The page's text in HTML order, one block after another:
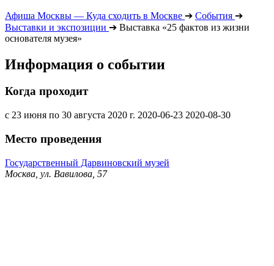
Афиша Москвы — Куда сходить в Москве ➔ События ➔
Выставки и экспозиции ➔ Выставка «25 фактов из жизни
основателя музея»
Информация о событии
Когда проходит
с 23 июня по 30 августа 2020 г. 2020-06-23 2020-08-30
Место проведения
Государственный Дарвиновский музей
Москва, ул. Вавилова, 57